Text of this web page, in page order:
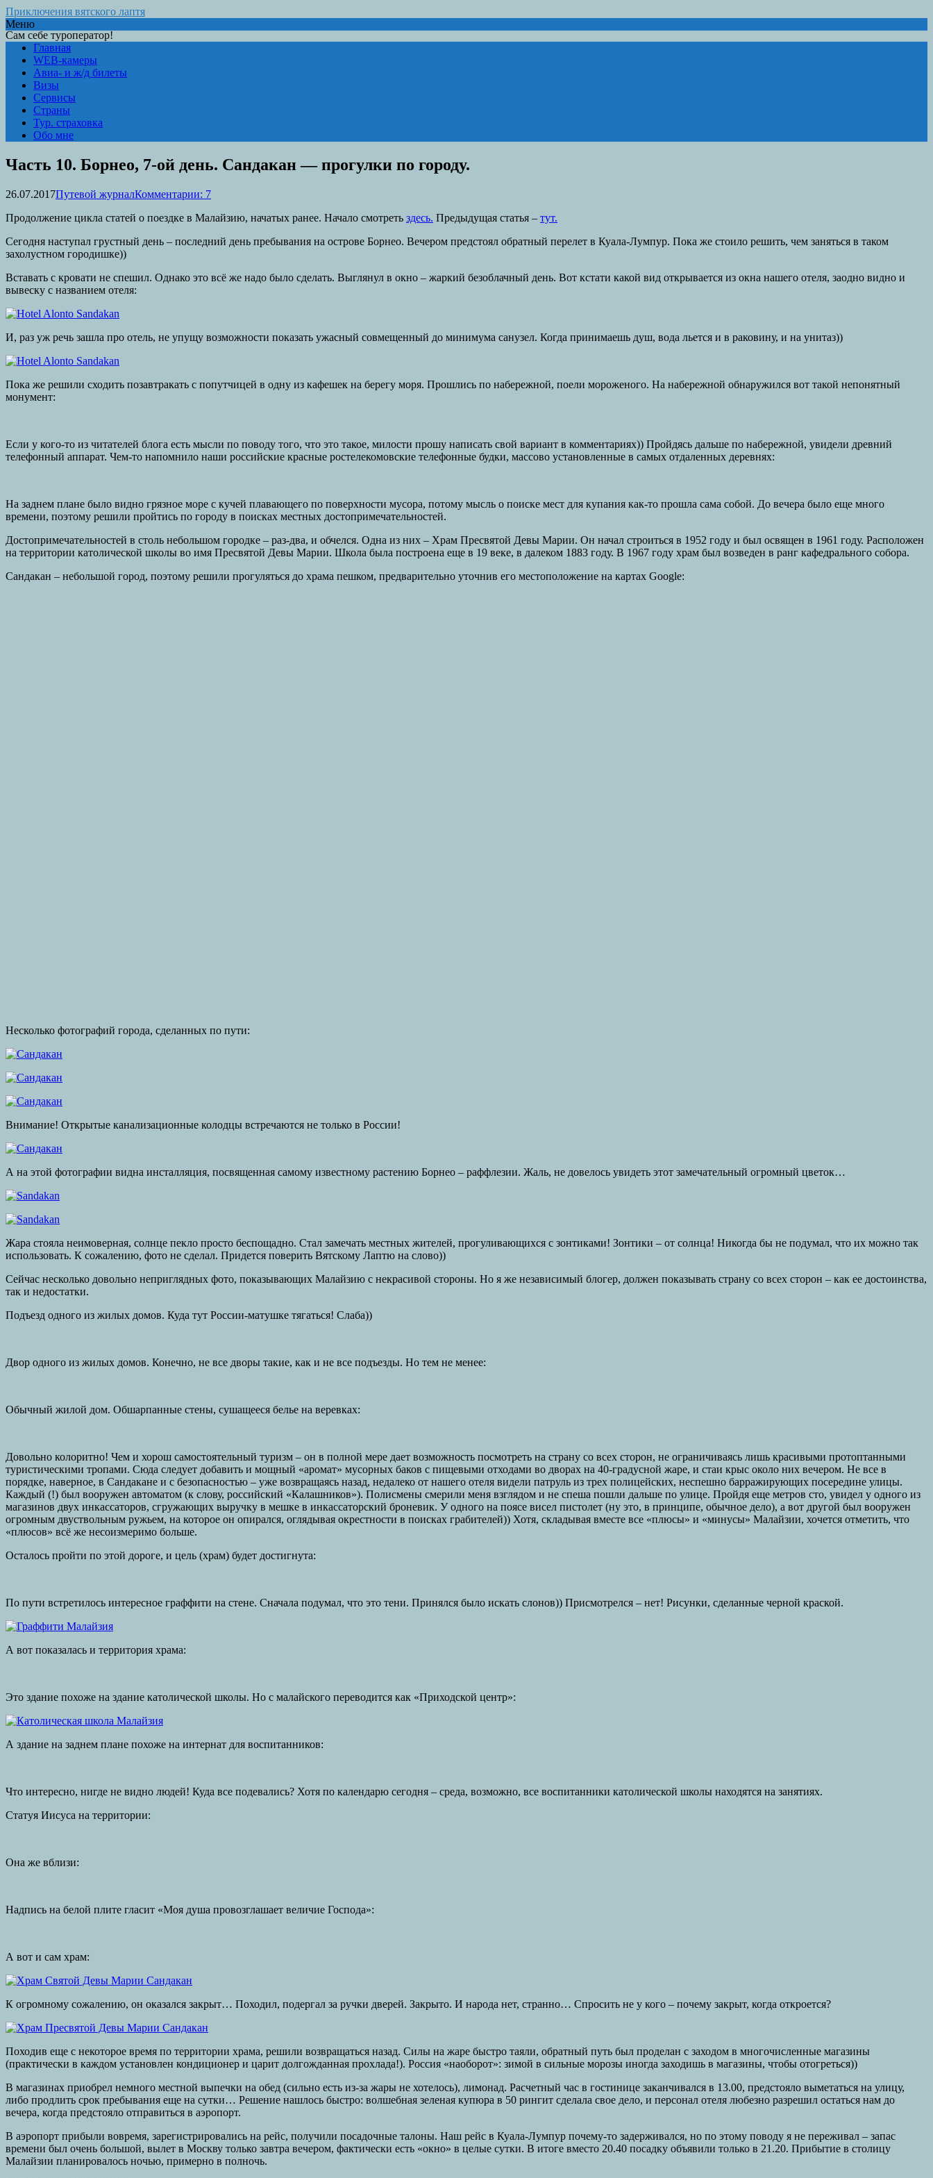
Приключения вятского лаптя
Сам себе туроператор!
Меню
Главная
WEB-камеры
Авиа- и ж/д билеты
Визы
Сервисы
Страны
Тур. страховка
Обо мне
Часть 10. Борнео, 7-ой день. Сандакан — прогулки по городу.
26.07.2017Путевой журналКомментарии: 7
Продолжение цикла статей о поездке в Малайзию, начатых ранее. Начало смотреть здесь. Предыдущая статья – тут.
Сегодня наступал грустный день – последний день пребывания на острове Борнео. Вечером предстоял обратный перелет в Куала-Лумпур. Пока же стоило решить, чем заняться в таком
захолустном городишке))
Вставать с кровати не спешил. Однако это всё же надо было сделать. Выглянул в окно – жаркий безоблачный день. Вот кстати какой вид открывается из окна нашего отеля, заодно видно и
вывеску с названием отеля:
И, раз уж речь зашла про отель, не упущу возможности показать ужасный совмещенный до минимума санузел. Когда принимаешь душ, вода льется и в раковину, и на унитаз))
Пока же решили сходить позавтракать с попутчицей в одну из кафешек на берегу моря. Прошлись по набережной, поели мороженого. На набережной обнаружился вот такой непонятный
монумент:
Если у кого-то из читателей блога есть мысли по поводу того, что это такое, милости прошу написать свой вариант в комментариях)) Пройдясь дальше по набережной, увидели древний
телефонный аппарат. Чем-то напомнило наши российские красные ростелекомовские телефонные будки, массово установленные в самых отдаленных деревнях:
На заднем плане было видно грязное море с кучей плавающего по поверхности мусора, потому мысль о поиске мест для купания как-то прошла сама собой. До вечера было еще много
времени, поэтому решили пройтись по городу в поисках местных достопримечательностей.
Достопримечательностей в столь небольшом городке – раз-два, и обчелся. Одна из них – Храм Пресвятой Девы Марии. Он начал строиться в 1952 году и был освящен в 1961 году. Расположен
на территории католической школы во имя Пресвятой Девы Марии. Школа была построена еще в 19 веке, в далеком 1883 году. В 1967 году храм был возведен в ранг кафедрального собора.
Сандакан – небольшой город, поэтому решили прогуляться до храма пешком, предварительно уточнив его местоположение на картах Google:
Несколько фотографий города, сделанных по пути:
Внимание! Открытые канализационные колодцы встречаются не только в России!
А на этой фотографии видна инсталляция, посвященная самому известному растению Борнео – раффлезии. Жаль, не довелось увидеть этот замечательный огромный цветок…
Жара стояла неимоверная, солнце пекло просто беспощадно. Стал замечать местных жителей, прогуливающихся с зонтиками! Зонтики – от солнца! Никогда бы не подумал, что их можно так
использовать. К сожалению, фото не сделал. Придется поверить Вятскому Лаптю на слово))
Сейчас несколько довольно неприглядных фото, показывающих Малайзию с некрасивой стороны. Но я же независимый блогер, должен показывать страну со всех сторон – как ее достоинства,
так и недостатки.
Подъезд одного из жилых домов. Куда тут России-матушке тягаться! Слаба))
Двор одного из жилых домов. Конечно, не все дворы такие, как и не все подъезды. Но тем не менее:
Обычный жилой дом. Обшарпанные стены, сушащееся белье на веревках:
Довольно колоритно! Чем и хорош самостоятельный туризм – он в полной мере дает возможность посмотреть на страну со всех сторон, не ограничиваясь лишь красивыми протоптанными
туристическими тропами. Сюда следует добавить и мощный «аромат» мусорных баков с пищевыми отходами во дворах на 40-градусной жаре, и стаи крыс около них вечером. Не все в
порядке, наверное, в Сандакане и с безопасностью – уже возвращаясь назад, недалеко от нашего отеля видели патруль из трех полицейских, неспешно барражирующих посередине улицы.
Каждый (!) был вооружен автоматом (к слову, российский «Калашников»). Полисмены смерили меня взглядом и не спеша пошли дальше по улице. Пройдя еще метров сто, увидел у одного из
магазинов двух инкассаторов, сгружающих выручку в мешке в инкассаторский броневик. У одного на поясе висел пистолет (ну это, в принципе, обычное дело), а вот другой был вооружен
огромным двуствольным ружьем, на которое он опирался, оглядывая окрестности в поисках грабителей)) Хотя, складывая вместе все «плюсы» и «минусы» Малайзии, хочется отметить, что
«плюсов» всё же несоизмеримо больше.
Осталось пройти по этой дороге, и цель (храм) будет достигнута:
По пути встретилось интересное граффити на стене. Сначала подумал, что это тени. Принялся было искать слонов)) Присмотрелся – нет! Рисунки, сделанные черной краской.
А вот показалась и территория храма:
Это здание похоже на здание католической школы. Но с малайского переводится как «Приходской центр»:
А здание на заднем плане похоже на интернат для воспитанников:
Что интересно, нигде не видно людей! Куда все подевались? Хотя по календарю сегодня – среда, возможно, все воспитанники католической школы находятся на занятиях.
Статуя Иисуса на территории:
Она же вблизи:
Надпись на белой плите гласит «Моя душа провозглашает величие Господа»:
А вот и сам храм:
К огромному сожалению, он оказался закрыт… Походил, подергал за ручки дверей. Закрыто. И народа нет, странно… Спросить не у кого – почему закрыт, когда откроется?
Походив еще с некоторое время по территории храма, решили возвращаться назад. Силы на жаре быстро таяли, обратный путь был проделан с заходом в многочисленные магазины
(практически в каждом установлен кондиционер и царит долгожданная прохлада!). Россия «наоборот»: зимой в сильные морозы иногда заходишь в магазины, чтобы отогреться))
В магазинах приобрел немного местной выпечки на обед (сильно есть из-за жары не хотелось), лимонад. Расчетный час в гостинице заканчивался в 13.00, предстояло выметаться на улицу,
либо продлить срок пребывания еще на сутки… Решение нашлось быстро: волшебная зеленая купюра в 50 рингит сделала свое дело, и персонал отеля любезно разрешил остаться нам до
вечера, когда предстояло отправиться в аэропорт.
В аэропорт прибыли вовремя, зарегистрировались на рейс, получили посадочные талоны. Наш рейс в Куала-Лумпур почему-то задерживался, но по этому поводу я не переживал – запас
времени был очень большой, вылет в Москву только завтра вечером, фактически есть «окно» в целые сутки. В итоге вместо 20.40 посадку объявили только в 21.20. Прибытие в столицу
Малайзии планировалось ночью, примерно в полночь.